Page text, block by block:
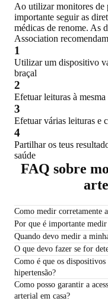
Ao utilizar monitores de
importante seguir as
médicas de renome. As
Association
1
Utilizar um dispositivo
braçal
2
Efetuar leituras à
3
Efetuar várias leituras e
4
Partilhar os teus
saúde
FAQ sobre
Como medir corretamente
Por que é importante medir
Quando devo medir a
O que devo fazer se for
Como é que os
hipertensão?
Como posso garantir a
arterial em casa?